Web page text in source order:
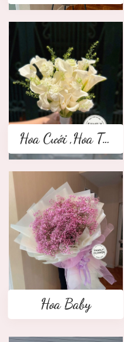
Hoa Cưới ,Hoa Tay Cầm Cô Dâu
Hoa Baby